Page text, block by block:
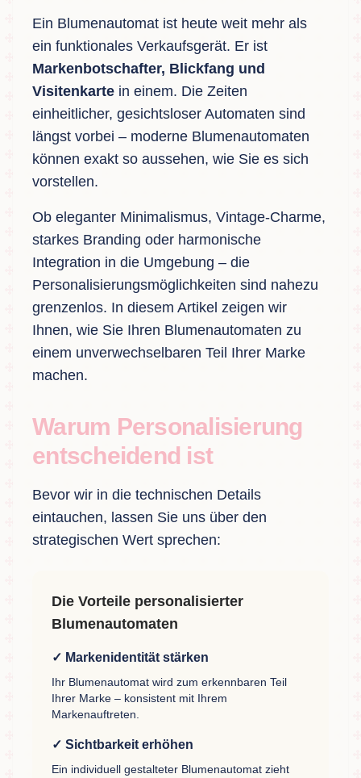
Ein Blumenautomat ist heute weit mehr als
ein funktionales Verkaufsgerät. Er ist
Markenbotschafter, Blickfang und
Visitenkarte in einem. Die Zeiten
einheitlicher, gesichtsloser Automaten sind
längst vorbei – moderne Blumenautomaten
können exakt so aussehen, wie Sie es sich
vorstellen.
Ob eleganter Minimalismus, Vintage-Charme,
starkes Branding oder harmonische
Integration in die Umgebung – die
Personalisierungsmöglichkeiten sind nahezu
grenzenlos. In diesem Artikel zeigen wir
Ihnen, wie Sie Ihren Blumenautomaten zu
einem unverwechselbaren Teil Ihrer Marke
machen.
Warum Personalisierung
entscheidend ist
Bevor wir in die technischen Details
eintauchen, lassen Sie uns über den
strategischen Wert sprechen:
Die Vorteile personalisierter
Blumenautomaten
✓ Markenidentität stärken
Ihr Blumenautomat wird zum erkennbaren Teil
Ihrer Marke – konsistent mit Ihrem
Markenauftreten.
✓ Sichtbarkeit erhöhen
Ein individuell gestalteter Blumenautomat zieht